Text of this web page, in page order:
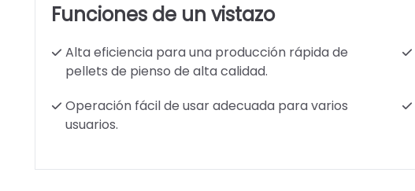
Funciones de un vistazo
Alta eficiencia para una producción rápida de
pellets de pienso de alta calidad.
Operación fácil de usar adecuada para varios
usuarios.